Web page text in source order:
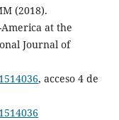
(2018).
at the
Journal of
, acceso 4 de